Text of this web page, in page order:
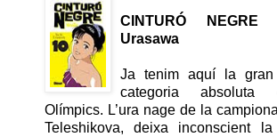
CINTURÓ NEGRE
Urasawa
Ja tenim aquí la
categoria absoluta
Olímpics. L’ura nage de la
Teleshikova, deixa inconscient